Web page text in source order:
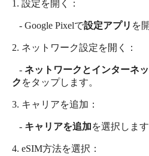
1. 設定を開く：
- Google Pixelで設定アプリ を
2. ネットワーク設定を開く：
- ネットワークとインターネ
ク をタップします。
3. キャリアを追加：
- キャリアを追加を選択します
4. eSIM方法を選択：